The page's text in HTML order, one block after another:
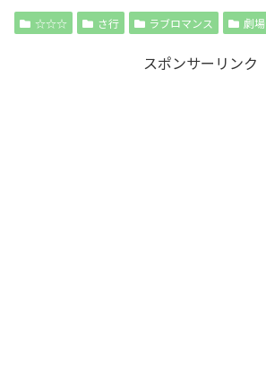
☆☆☆ さ行 ラブロマンス 劇場
スポンサーリンク